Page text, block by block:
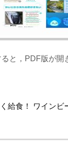
と，PDF版が開
給食！
ワインビ